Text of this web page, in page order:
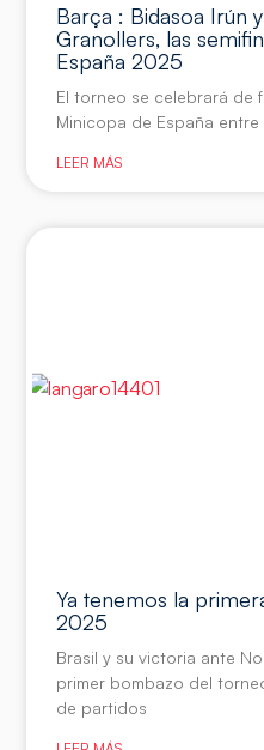
Barça : Bidasoa Irún
Granollers, las
España 2025
El torneo se celebrará de
Minicopa de España
LEER MÁS
Ya tenemos la
2025
Brasil y su victoria ante
primer bombazo del
de partidos